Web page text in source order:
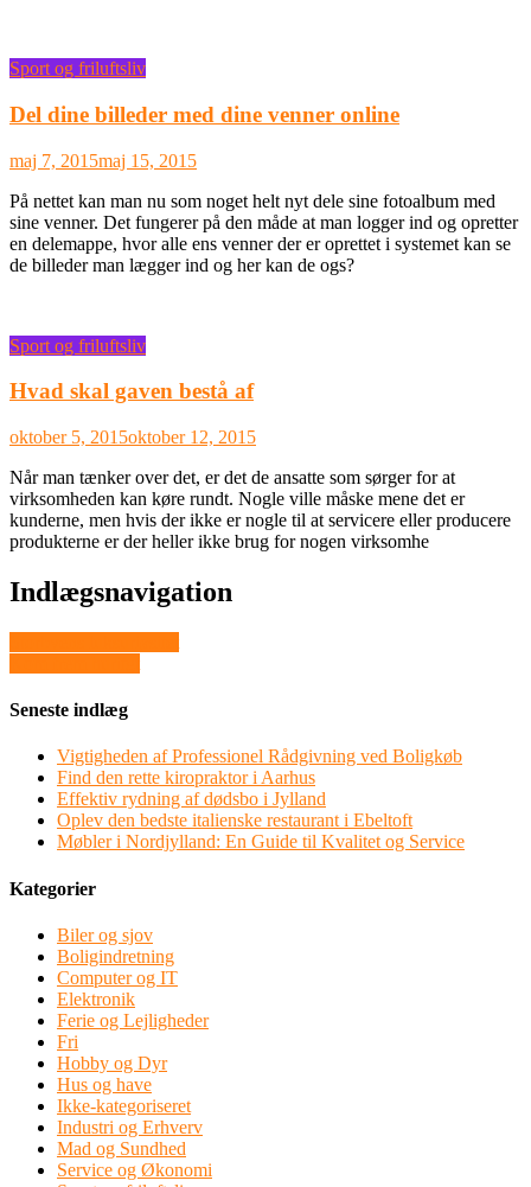
Sport og friluftsliv
Del dine billeder med dine venner online
maj 7, 2015maj 15, 2015
På nettet kan man nu som noget helt nyt dele sine fotoalbum med
sine venner. Det fungerer på den måde at man logger ind og opretter
en delemappe, hvor alle ens venner der er oprettet i systemet kan se
de billeder man lægger ind og her kan de ogs?
Sport og friluftsliv
Hvad skal gaven bestå af
oktober 5, 2015oktober 12, 2015
Når man tænker over det, er det de ansatte som sørger for at
virksomheden kan køre rundt. Nogle ville måske mene det er
kunderne, men hvis der ikke er nogle til at servicere eller producere
produkterne er der heller ikke brug for nogen virksomhe
Indlægsnavigation
Seneste indlæg
Vigtigheden af Professionel Rådgivning ved Boligkøb
Find den rette kiropraktor i Aarhus
Effektiv rydning af dødsbo i Jylland
Oplev den bedste italienske restaurant i Ebeltoft
Møbler i Nordjylland: En Guide til Kvalitet og Service
Kategorier
Biler og sjov
Boligindretning
Computer og IT
Elektronik
Ferie og Lejligheder
Fri
Hobby og Dyr
Hus og have
Ikke-kategoriseret
Industri og Erhverv
Mad og Sundhed
Service og Økonomi